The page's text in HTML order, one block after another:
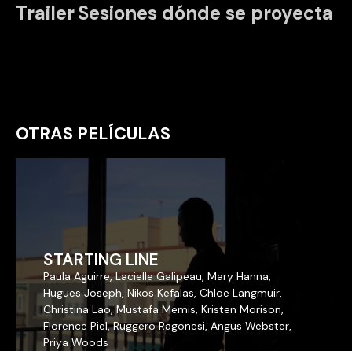
TrailerSesiones dónde se proyecta
OTRAS PELÍCULAS
STARTING LINE
Paula Aguirre, Lacielle Galipeau, Mary Hanna,
Hugues Joseph, Nikos Kefalas, Chloe Langmuir,
Christina Lao, Mustafa Memis, Kristen Morison,
Florence Piel, Ruggero Ragonesi, Angus Webster,
Priya Woods
STARTING LINE
Paula Aguirre, Lacielle Galipeau, Mary Hanna,
Hugues Joseph, Nikos Kefalas, Chloe Langmuir,
Christina Lao, Mustafa Memis, Kristen Morison,
Florence Piel, Ruggero Ragonesi, Angus Webster,
Priya Woods